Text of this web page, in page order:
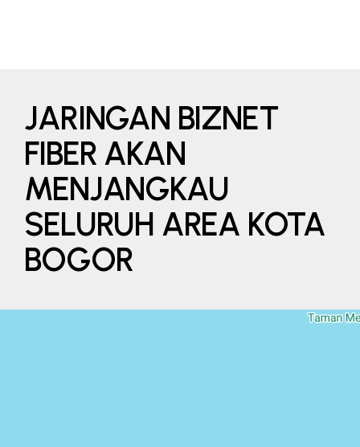
JARINGAN BIZNET
FIBER AKAN
MENJANGKAU
SELURUH AREA KOTA
BOGOR